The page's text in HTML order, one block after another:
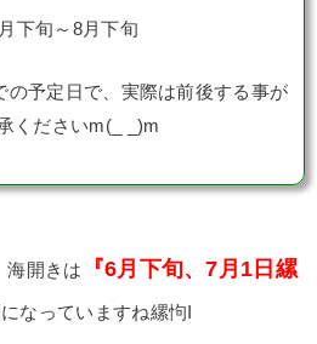
下旬～8月下旬
の予定日で、実際は前後する事が
くださいm(_ _)m
海開きは
『6月下旬、7月1日縲
なっていますね縲怐I